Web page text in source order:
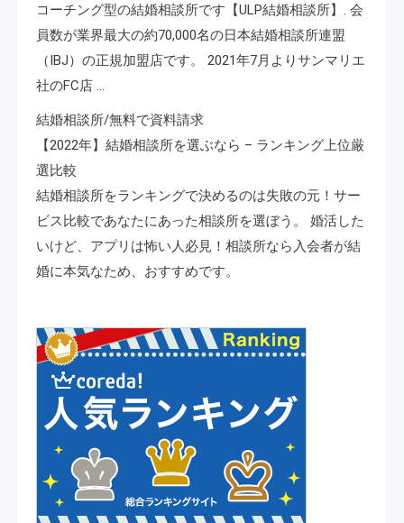
コーチング型の結婚相談所です【ULP結婚相談所】. 会
員数が業界最大の約70,000名の日本結婚相談所連盟
（IBJ）の正規加盟店です。 2021年7月よりサンマリエ
社のFC店 …
結婚相談所/無料で資料請求
【2022年】結婚相談所を選ぶなら – ランキング上位厳
選比較
結婚相談所をランキングで決めるのは失敗の元！サー
ビス比較であなたにあった相談所を選ぼう。 婚活した
いけど、アプリは怖い人必見！相談所なら入会者が結
婚に本気なため、おすすめです。